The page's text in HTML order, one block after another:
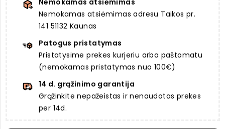
Nemokamas atsiėmimas
Nemokamas atsiėmimas adresu Taikos pr.
141 51132 Kaunas
Patogus pristatymas
Pristatysime prekes kurjeriu arba paštomatu
(nemokamas pristatymas nuo 100€)
14 d. grąžinimo garantija
Grąžinkite nepažeistas ir nenaudotas prekes
per 14d.